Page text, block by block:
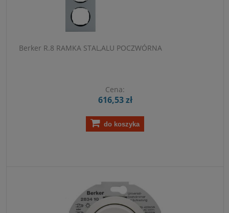
Berker R.8 RAMKA STAL,ALU POCZWÓRNA
Cena:
616,53 zł
do koszyka